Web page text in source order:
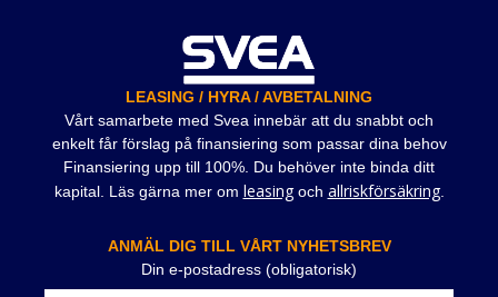
LEASING / HYRA / AVBETALNING
Vårt samarbete med Svea innebär att du snabbt och
enkelt får förslag på finansiering som passar dina behov
Finansiering upp till 100%. Du behöver inte binda ditt
kapital. Läs gärna mer om leasingoch allriskförsäkring.
ANMÄL DIG TILL VÅRT NYHETSBREV
Din e-postadress (obligatorisk)